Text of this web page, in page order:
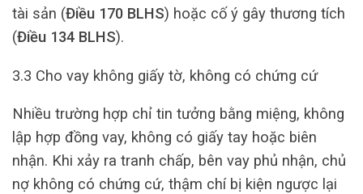
tài sản (Điều 170 BLHS) hoặc cố ý gây thương tích
(Điều 134 BLHS).
3.3 Cho vay không giấy tờ, không có chứng cứ
Nhiều trường hợp chỉ tin tưởng bằng miệng, không
lập hợp đồng vay, không có giấy tay hoặc biên
nhận. Khi xảy ra tranh chấp, bên vay phủ nhận, chủ
nợ không có chứng cứ, thậm chí bị kiện ngược lại